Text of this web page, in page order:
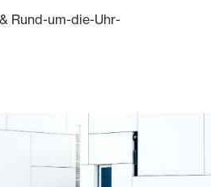
Rund-um-die-Uhr-